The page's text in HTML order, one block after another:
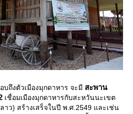
บถึงตัวเมืองมุกดาหาร จะมี สะพาน
เชื่อมเมืองมุกดาหารกับสะหวันนะเขต
ว) สร้างเสร็จในปี พ.ศ.2549 และเช่น